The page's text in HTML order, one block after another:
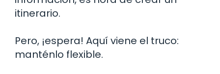
itinerario.
Pero, ¡espera! Aquí viene el truco:
manténlo flexible.